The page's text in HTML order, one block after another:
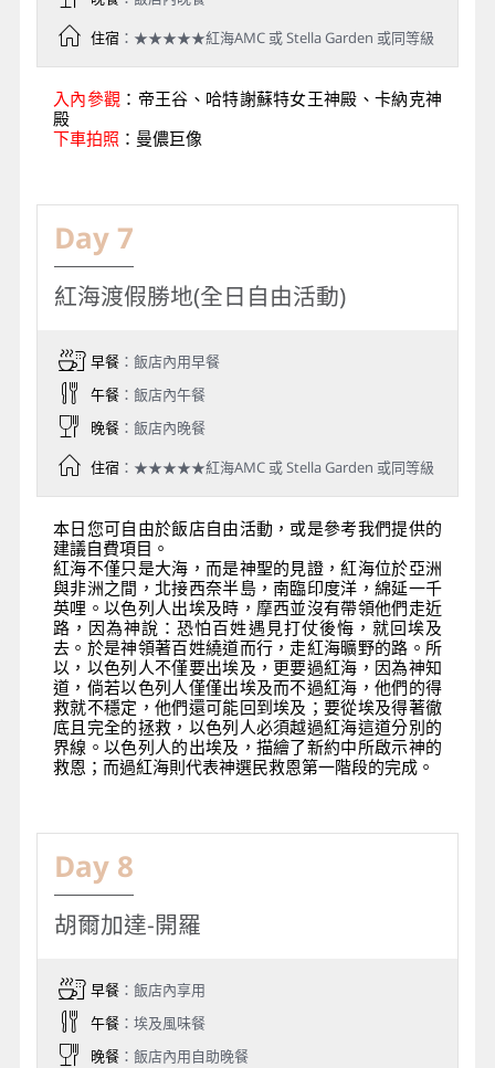
住宿：★★★★★紅海AMC 或 Stella Garden 或同等級
入內參觀 ：帝王谷、哈特謝蘇特女王神殿、卡納克神
殿
下車拍照 ：曼儂巨像
Day 7
紅海渡假勝地(全日自由活動)
早餐：飯店內用早餐
午餐：飯店內午餐
晚餐：飯店內晚餐
住宿：★★★★★紅海AMC 或 Stella Garden 或同等級
本日您可自由於飯店自由活動，或是參考我們提供的
建議自費項目。
紅海不僅只是大海，而是神聖的見證，紅海位於亞洲
與非洲之間，北接西奈半島，南臨印度洋，綿延一千
英哩。以色列人出埃及時，摩西並沒有帶領他們走近
路，因為神說：恐怕百姓遇見打仗後悔，就回埃及
去。於是神領著百姓繞道而行，走紅海曠野的路。所
以，以色列人不僅要出埃及，更要過紅海，因為神知
道，倘若以色列人僅僅出埃及而不過紅海，他們的得
救就不穩定，他們還可能回到埃及；要從埃及得著徹
底且完全的拯救，以色列人必須越過紅海這道分別的
界線。以色列人的出埃及，描繪了新約中所啟示神的
救恩；而過紅海則代表神選民救恩第一階段的完成。
Day 8
胡爾加達-開羅
早餐：飯店內享用
午餐：埃及風味餐
晚餐：飯店內用自助晚餐